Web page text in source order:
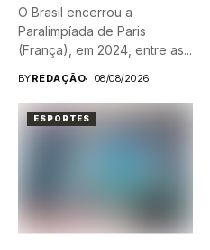
O Brasil encerrou a
Paralimpíada de Paris
(França), em 2024, entre as...
BYREDAÇÃO 08/08/2026
ESPORTES